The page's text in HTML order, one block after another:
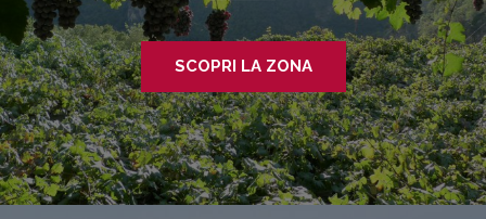
SCOPRI LA ZONA